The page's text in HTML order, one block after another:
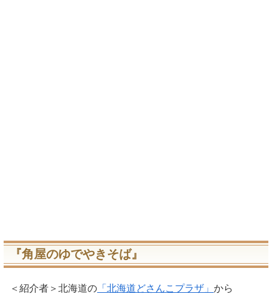
『角屋のゆでやきそば』
＜紹介者＞北海道の 「北海道どさんこプラザ」 から